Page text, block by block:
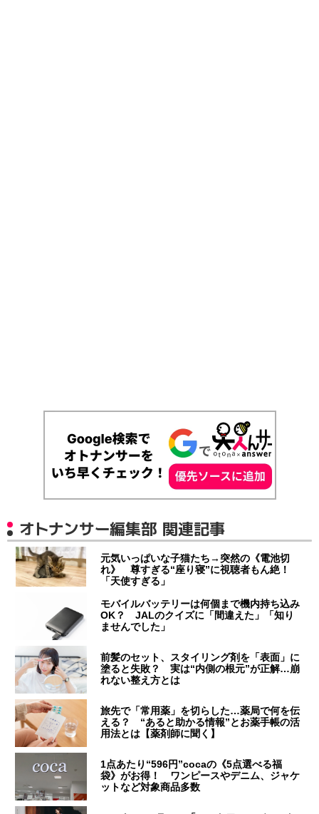
オトナンサー編集部 関連記事
元気いっぱいな子猫たち→突然の《電池切
れ》 尊すぎる“座り寝”に視聴者もん絶！
「天使すぎる」
モバイルバッテリーは何個まで機内持ち込み
OK？ JALのクイズに「間違えた」「知り
ませんでした」
前髪のセット、スタイリング剤を「表面」に
塗ると失敗？ 実は“内側の根元”が正解…崩
れない整え方とは
旅先で「常用薬」を切らした…薬局で何を伝
える？ “あると助かる情報”とお薬手帳の活
用法とは【薬剤師に聞く】
1点あたり“596円”cocaの《5点選べる福
袋》がお得！ ワンピースやデニム、ジャケ
ットなど対象商品多数